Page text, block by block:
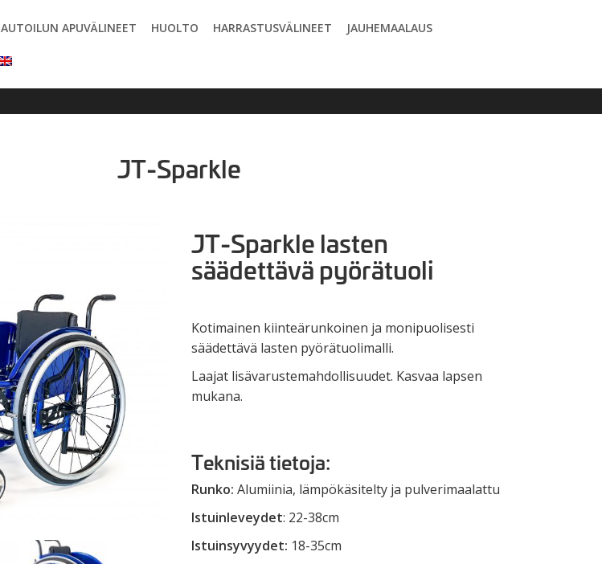
AUTOILUN APUVÄLINEET HUOLTO HARRASTUSVÄLINEET JAUHEMAALAUS
JT-Sparkle
JT-Sparkle lasten
säädettävä pyörätuoli
Kotimainen kiinteärunkoinen ja monipuolisesti
säädettävä lasten pyörätuolimalli.
Laajat lisävarustemahdollisuudet. Kasvaa lapsen
mukana.
Teknisiä tietoja:
Runko: Alumiinia, lämpökäsitelty ja pulverimaalattu
Istuinleveydet: 22-38cm
Istuinsyvyydet: 18-35cm